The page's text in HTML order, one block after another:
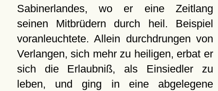
Sabinerlandes, wo er eine Zeitlang
seinen Mitbrüdern durch heil. Beispiel
voranleuchtete. Allein durchdrungen von
Verlangen, sich mehr zu heiligen, erbat er
sich die Erlaubniß, als Einsiedler zu
leben, und ging in eine abgelegene